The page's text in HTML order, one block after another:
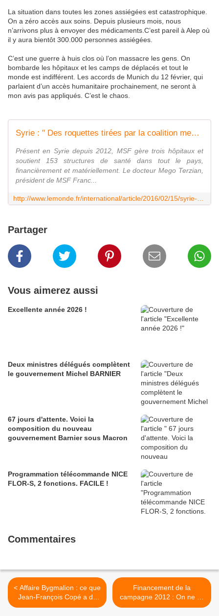
La situation dans toutes les zones assiégées est catastrophique.
On a zéro accès aux soins. Depuis plusieurs mois, nous
n’arrivons plus à envoyer des médicaments.C’est pareil à Alep où
il y aura bientôt 300.000 personnes assiégées.
C’est une guerre à huis clos où l’on massacre les gens. On
bombarde les hôpitaux et les camps de déplacés et tout le
monde est indifférent. Les accords de Munich du 12 février, qui
parlaient d’un accès humanitaire prochainement, ne seront à
mon avis pas appliqués. C’est le chaos.
Syrie : " Des roquettes tirées par la coalition menée par le gouvernement de Damas "
Présent en Syrie depuis 2012, MSF gère trois hôpitaux et
soutient 153 structures de santé dans tout le pays,
financièrement et matériellement. Le docteur Mego Terzian,
président de MSF Franc...
Partager
Vous aimerez aussi
Excellente année 2026 !
Deux ministres délégués complètent
le gouvernement Michel BARNIER
67 jours d'attente. Voici la
composition du nouveau
gouvernement Barnier sous Macron
Programmation télécommande NICE
FLOR-S, 2 fonctions. FACILE !
Commentaires
< Affaire Bygmalion : ce que
Jean-François Copé a dit
devant les juges
Financement de la
campagne 2012 : On ne va
pas contester le droit au